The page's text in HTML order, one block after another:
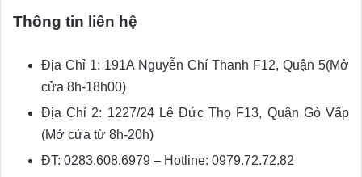
Thông tin liên hệ
Địa Chỉ 1: 191A Nguyễn Chí Thanh F12, Quận 5(Mở
cửa 8h-18h00)
Địa Chỉ 2: 1227/24 Lê Đức Thọ F13, Quận Gò Vấp
(Mở cửa từ 8h-20h)
ĐT: 0283.608.6979 – Hotline: 0979.72.72.82